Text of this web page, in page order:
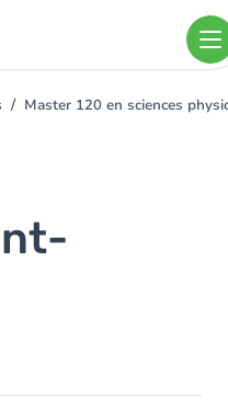
Master 120 en sciences